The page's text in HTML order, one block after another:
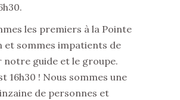
les premiers à la Pointe
et sommes impatients de
notre guide et le groupe.
16h30 ! Nous sommes une
de personnes et